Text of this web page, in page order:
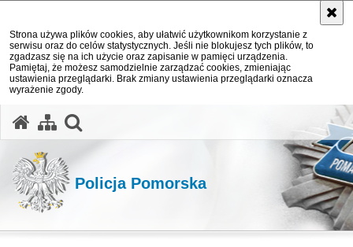
Strona używa plików cookies, aby ułatwić użytkownikom korzystanie z
serwisu oraz do celów statystycznych. Jeśli nie blokujesz tych plików, to
zgadzasz się na ich użycie oraz zapisanie w pamięci urządzenia.
Pamiętaj, że możesz samodzielnie zarządzać cookies, zmieniając
ustawienia przeglądarki. Brak zmiany ustawienia przeglądarki oznacza
wyrażenie zgody.
Policja Pomorska